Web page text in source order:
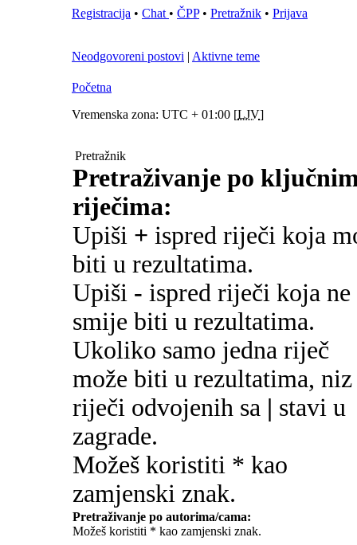
Registracija • Chat • ČPP• Pretražnik • Prijava
Neodgovoreni postovi | Aktivne teme
Početna
Vremenska zona: UTC + 01:00 [LJV]
Pretražnik
Pretraživanje po
riječima:
Upiši + ispred riječi koja
biti u rezultatima.
Upiši - ispred riječi koja ne
smije biti u rezultatima.
Ukoliko samo jedna riječ
može biti u rezultatima, niz
riječi odvojenih sa | stavi u
zagrade.
Možeš koristiti * kao
zamjenski znak.
Pretraživanje po autorima/cama:
Možeš koristiti * kao zamjenski znak.